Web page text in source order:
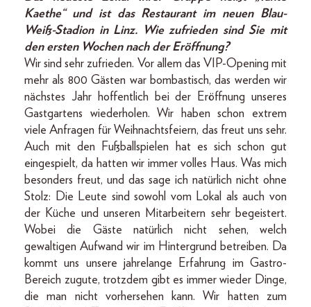
Kaethe“ und ist das Restaurant im neuen Blau-
Weiß-Stadion in Linz. Wie zufrieden sind Sie mit
den ersten Wochen nach der Eröffnung?
Wir sind sehr zufrieden. Vor allem das VIP-Opening mit
mehr als 800 Gästen war bombastisch, das werden wir
nächstes Jahr hoffentlich bei der Eröffnung unseres
Gastgartens wiederholen. Wir haben schon extrem
viele Anfragen für Weihnachtsfeiern, das freut uns sehr.
Auch mit den Fußballspielen hat es sich schon gut
eingespielt, da hatten wir immer volles Haus. Was mich
besonders freut, und das sage ich natürlich nicht ohne
Stolz: Die Leute sind sowohl vom Lokal als auch von
der Küche und unseren Mitarbeitern sehr begeistert.
Wobei die Gäste natürlich nicht sehen, welch
gewaltigen Aufwand wir im Hintergrund betreiben. Da
kommt uns unsere jahrelange Erfahrung im Gastro-
Bereich zugute, trotzdem gibt es immer wieder Dinge,
die man nicht vorhersehen kann. Wir hatten zum